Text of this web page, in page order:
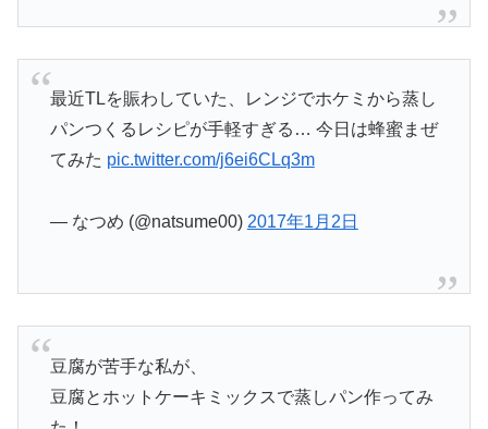
最近TLを賑わしていた、レンジでホケミから蒸し
パンつくるレシピが手軽すぎる… 今日は蜂蜜まぜ
てみた pic.twitter.com/j6ei6CLq3m
— なつめ (@natsume00) 2017年1月2日
豆腐が苦手な私が、
豆腐とホットケーキミックスで蒸しパン作ってみ